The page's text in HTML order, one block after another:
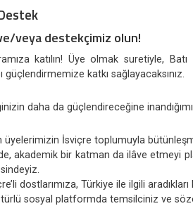
veya destekçimiz olun!
katılın! Üye olmak suretiyle,
güçlendirmemize katkı sağlayacaksınız.
daha da güçlendireceğine
üyelerimizin İsviçre toplumuyla
akademik bir katman da ilâve etmeyi
dostlarımıza, Türkiye ile ilgili
türlü sosyal platformda temsilciniz ve